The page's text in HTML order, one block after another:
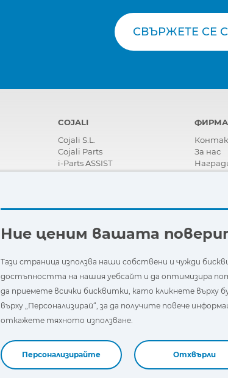
СВЪРЖЕТЕ СЕ
COJALI
Cojali S.L.
Cojali Parts
i-Parts ASSIST
ФИРМА
За нас
Видеа
FAQ -
Ние ценим вашата
Тази страница използва наши собствени и чужди
достъпността на нашия уебсайт и да оптимизира
да приемете всички бисквитки, като кликнете върху
върху „Персонализирай“, за да получите повече
откажете тяхното използване.
Персонализирайте Отхвърли